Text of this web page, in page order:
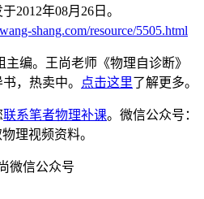
2012年08月26日。
shang.com/resource/5505.html
主编。王尚老师《物理自诊断》
，热卖中。
点击这里了解更多。
联系笔者物理补课。微信公众号：
理视频资料。